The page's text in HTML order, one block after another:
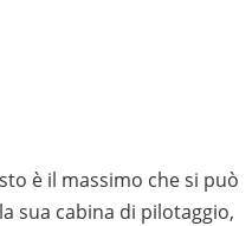
è il massimo che si può
sua cabina di pilotaggio,